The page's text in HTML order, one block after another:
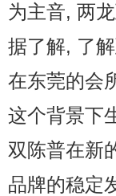
为主音, 两
据了解, 了
在东莞的会
这个背景下
双陈普在新
品牌的稳定